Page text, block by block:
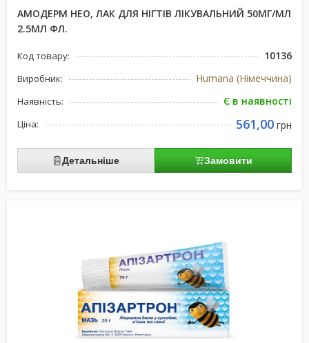
АМОДЕРМ НЕО, ЛАК ДЛЯ НІГТІВ ЛІКУВАЛЬНИЙ 50МГ/МЛ
2.5МЛ ФЛ.
Код товару: 10136
Виробник: Humana (Німеччина)
Наявність: Є в наявності
Ціна: 561,00 грн
Детальніше Замовити